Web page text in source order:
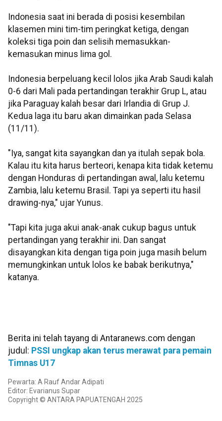
Indonesia saat ini berada di posisi kesembilan
klasemen mini tim-tim peringkat ketiga, dengan
koleksi tiga poin dan selisih memasukkan-
kemasukan minus lima gol.
Indonesia berpeluang kecil lolos jika Arab Saudi kalah
0-6 dari Mali pada pertandingan terakhir Grup L, atau
jika Paraguay kalah besar dari Irlandia di Grup J.
Kedua laga itu baru akan dimainkan pada Selasa
(11/11).
"Iya, sangat kita sayangkan dan ya itulah sepak bola.
Kalau itu kita harus berteori, kenapa kita tidak ketemu
dengan Honduras di pertandingan awal, lalu ketemu
Zambia, lalu ketemu Brasil. Tapi ya seperti itu hasil
drawing-nya," ujar Yunus.
"Tapi kita juga akui anak-anak cukup bagus untuk
pertandingan yang terakhir ini. Dan sangat
disayangkan kita dengan tiga poin juga masih belum
memungkinkan untuk lolos ke babak berikutnya,"
katanya.
Berita ini telah tayang di Antaranews.com dengan
judul: PSSI ungkap akan terus merawat para pemain
Timnas U17
Pewarta: A Rauf Andar Adipati
Editor: Evarianus Supar
Copyright © ANTARA PAPUATENGAH 2025